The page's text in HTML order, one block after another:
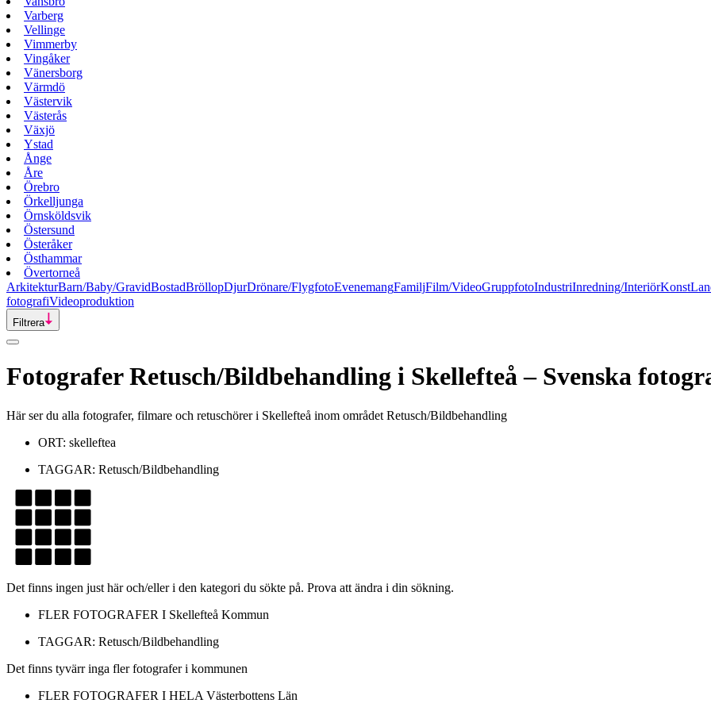
Varberg
Vellinge
Vimmerby
Vingåker
Vänersborg
Värmdö
Västervik
Västerås
Växjö
Ystad
Ånge
Åre
Örebro
Örkelljunga
Örnsköldsvik
Östersund
Österåker
Östhammar
Övertorneå
ArkitekturBarn/Baby/GravidBostadBröllopDjurDrönare/FlygfotoEvenemangFamiljFilm/VideoGruppfotoIndustriInredning/InteriörKonst
fotografiVideoproduktion
Filtrera
FotograferRetusch/Bildbehandling i Skellefteå– Svenska
Här ser du alla fotografer, filmare och retuschörer i Skellefteå inom området Retusch/Bildbehandling
ORT: skelleftea
TAGGAR: Retusch/Bildbehandling
Det finns ingen just här och/eller i den kategori du sökte på. Prova att ändra i din sökning.
FLER FOTOGRAFER I Skellefteå Kommun
TAGGAR: Retusch/Bildbehandling
Det finns tyvärr inga fler fotografer i kommunen
FLER FOTOGRAFER I HELA Västerbottens Län